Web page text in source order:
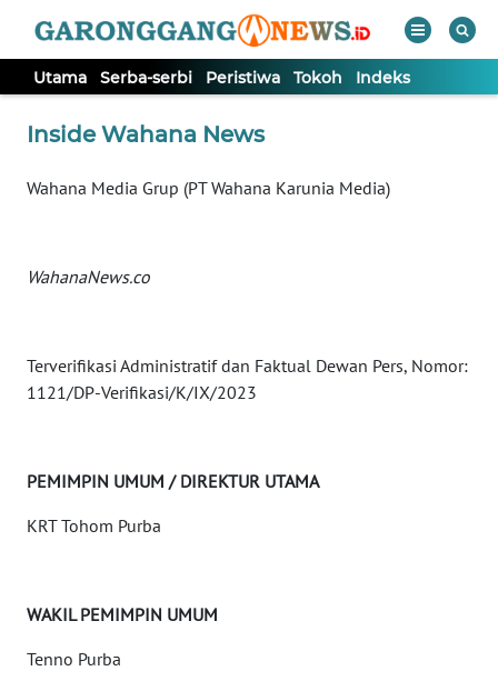
Utama Serba-serbi Peristiwa Tokoh Indeks
Inside Wahana News
Wahana Media Grup (PT Wahana Karunia Media)
WahanaNews.co
Terverifikasi Administratif dan Faktual Dewan Pers, Nomor:
1121/DP-Verifikasi/K/IX/2023
PEMIMPIN UMUM / DIREKTUR UTAMA
KRT Tohom Purba
WAKIL PEMIMPIN UMUM
Tenno Purba
TV
Tutup
SERBA-
PERISTIWA
Informasi
INDEKS
KONTAK